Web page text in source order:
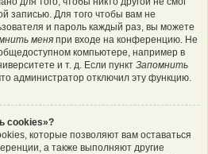
записью. Для того чтобы вам не
и пароль каждый раз, вы можете
меня при входе на конференцию. Не
компьютере, например в
и т. д. Если пункт Запомнить
администратор отключил эту функцию.
cookies»?
которые позволяют вам оставаться
а также выполняют другие